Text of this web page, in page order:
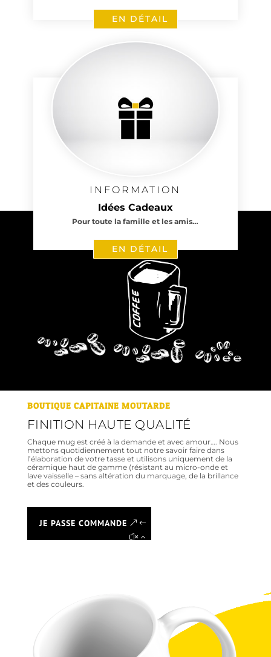
EN DÉTAIL
INFORMATION
Idées Cadeaux
Pour toute la famille et les amis…
EN DÉTAIL
BOUTIQUE CAPITAINE MOUTARDE
FINITION HAUTE QUALITÉ
Chaque mug est créé à la demande et avec amour…. Nous
mettons quotidiennement tout notre savoir faire dans
l’élaboration de votre tasse et utilisons uniquement de la
céramique haut de gamme (résistant au micro-onde et
lave vaisselle – sans altération du marquage, de la brillance
et des couleurs.
JE PASSE COMMANDE